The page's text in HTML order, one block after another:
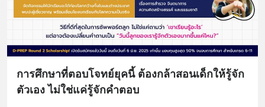
การศึกษาที่ตอบโจทย์ยุคนี้ ต้องกล้าสอนเด็กให้รู้จัก
ตัวเอง ไม่ใช่แค่รู้จักคำตอบ